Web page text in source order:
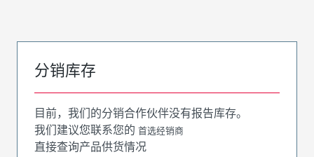
分销库存
目前，我们的分销合作伙伴没有报告库存。
我们建议您联系您的 首选经销商
直接查询产品供货情况